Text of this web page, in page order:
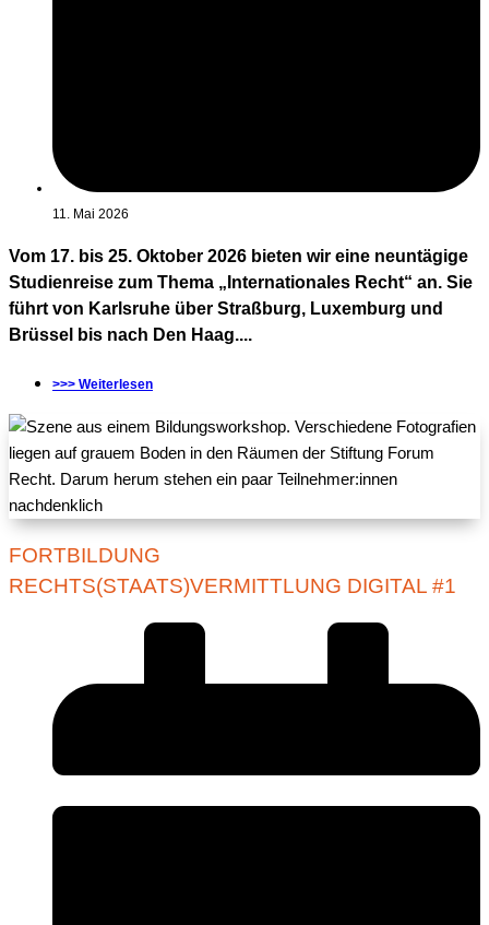
11. Mai 2026
Vom 17. bis 25. Oktober 2026 bieten wir eine neuntägige
Studienreise zum Thema „Internationales Recht“ an. Sie
führt von Karlsruhe über Straßburg, Luxemburg und
Brüssel bis nach Den Haag....
>>> Weiterlesen
FORTBILDUNG
RECHTS(STAATS)VERMITTLUNG DIGITAL #1